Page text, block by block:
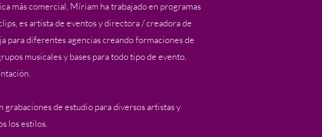
más comercial, Míriam ha trabajado en programas
es artista de eventos y directora / creadora de
para diferentes agencias creando formaciones de
musicales y bases para todo tipo de evento,
grabaciones de estudio para diversos artistas y
los estilos.